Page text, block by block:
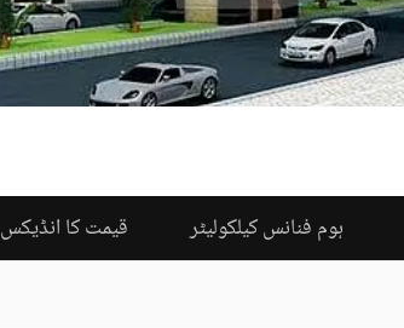
ہوم فنانس کیلکولیٹر قیمت کا انڈیکس